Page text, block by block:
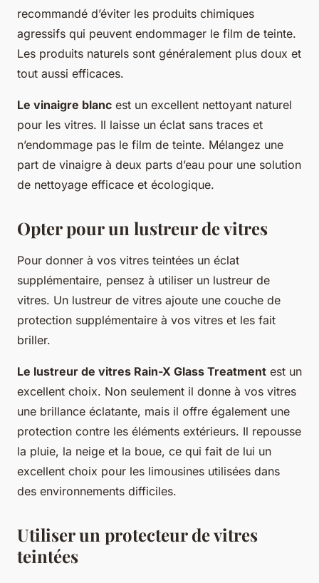
recommandé d’éviter les produits chimiques
agressifs qui peuvent endommager le film de teinte.
Les produits naturels sont généralement plus doux et
tout aussi efficaces.
Le vinaigre blanc est un excellent nettoyant naturel
pour les vitres. Il laisse un éclat sans traces et
n’endommage pas le film de teinte. Mélangez une
part de vinaigre à deux parts d’eau pour une solution
de nettoyage efficace et écologique.
Opter pour un lustreur de vitres
Pour donner à vos vitres teintées un éclat
supplémentaire, pensez à utiliser un lustreur de
vitres. Un lustreur de vitres ajoute une couche de
protection supplémentaire à vos vitres et les fait
briller.
Le lustreur de vitres Rain-X Glass Treatment est un
excellent choix. Non seulement il donne à vos vitres
une brillance éclatante, mais il offre également une
protection contre les éléments extérieurs. Il repousse
la pluie, la neige et la boue, ce qui fait de lui un
excellent choix pour les limousines utilisées dans
des environnements difficiles.
Utiliser un protecteur de vitres
teintées